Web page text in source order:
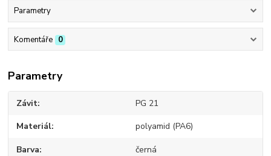
Parametry
Komentáře 0
Parametry
Závit PG 21
Materiál polyamid (PA6)
Barva černá